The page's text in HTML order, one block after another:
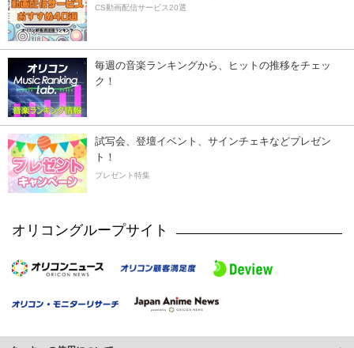
CS動画配信サービス20選
毎週の音楽ランキングから、ヒットの推移をチェッ
ク！
試写会、登壇イベント、サインチェキなどプレゼン
ト！
プレゼント特集
オリコングループサイト